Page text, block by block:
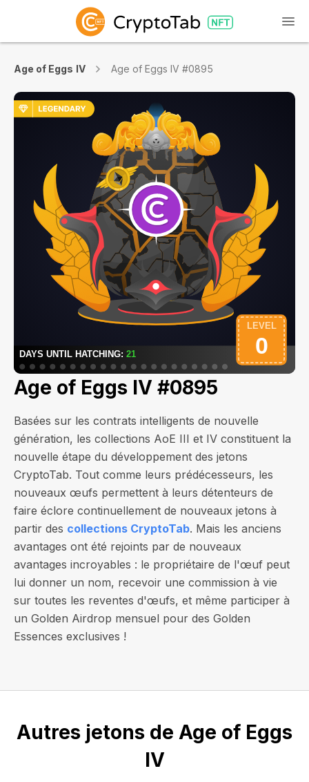
Age of Eggs IV Age of Eggs IV #0895
Age of Eggs IV #0895
Basées sur les contrats intelligents de nouvelle
génération, les collections AoE III et IV constituent la
nouvelle étape du développement des jetons
CryptoTab. Tout comme leurs prédécesseurs, les
nouveaux œufs permettent à leurs détenteurs de
faire éclore continuellement de nouveaux jetons à
partir des collections CryptoTab. Mais les anciens
avantages ont été rejoints par de nouveaux
avantages incroyables : le propriétaire de l'œuf peut
lui donner un nom, recevoir une commission à vie
sur toutes les reventes d'œufs, et même participer à
un Golden Airdrop mensuel pour des Golden
Essences exclusives !
Autres jetons de Age of Eggs
IV